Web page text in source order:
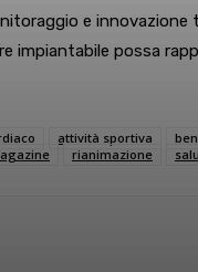
e
impiantabile possa
attività sportiva
rianimazione